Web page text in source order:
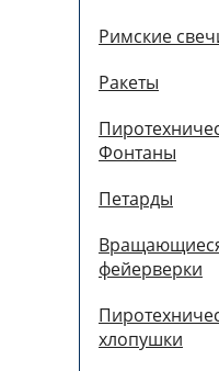
Римские
Ракеты
Фонтаны
Петарды
фейерверки
хлопушки